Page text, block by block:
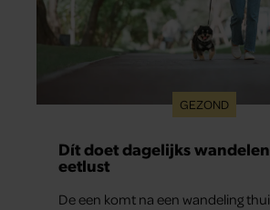
GEZOND
Dít doet dagelijks
eetlust
De een komt na een wandeling